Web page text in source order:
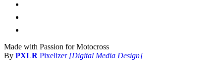
Made with Passion for Motocross
By PXLR Pixelizer [Digital Media Design]